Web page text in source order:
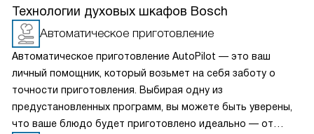
Технологии духовых шкафов Bosch
Автоматическое приготовление
Автоматическое приготовление AutoPilot — это ваш
личный помощник, который возьмет на себя заботу о
точности приготовления. Выбирая одну из
предустановленных программ, вы можете быть уверены,
что ваше блюдо будет приготовлено идеально — от